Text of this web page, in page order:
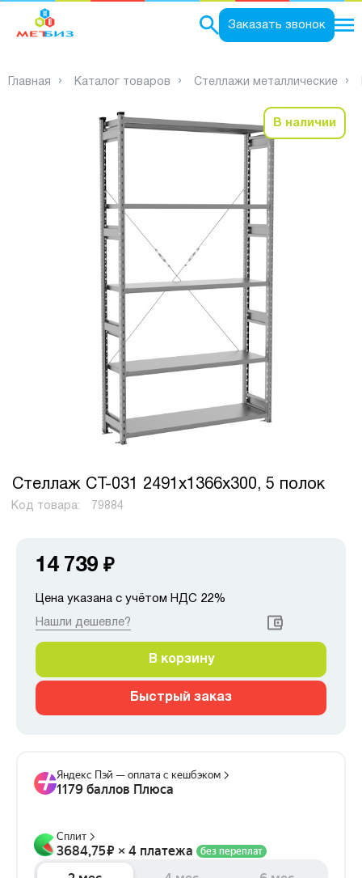
Заказать звонок
Главная Каталог товаров Стеллажи металлические
В наличии
Стеллаж СТ-031 2491x1366x300, 5 полок
Код товара: 79884
14 739 ₽
Цена указана с учётом НДС 22%
Нашли дешевле?
В корзину
Быстрый заказ